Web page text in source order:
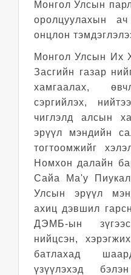
Монгол Улсын
оролцуулахын ач
онцлон
Монгол Улсын Их
Засгийн газар
хамгаалах,
сэргийлэх,
чиглэлд алсын
эрүүл мэндийн
тогтоомжийг
Номхон далайн
Сайа Ма'у
Улсын эрүүл
ахиц дэвшил
ДЭМБ-ын
нийцсэн,
батлахад
үзүүлэхэд